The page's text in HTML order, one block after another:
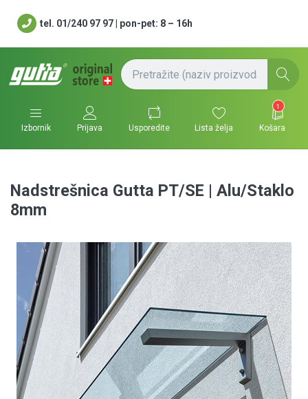
tel. 01/240 97 97 | pon-pet: 8 – 16h
Izbornik Prijava Usporedite Lista želja
1
Košara
Nadstrešnica Gutta PT/SE | Alu/Staklo
8mm